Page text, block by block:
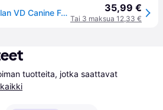
Probiootti koiralle Pro Plan VD Canine Fortiflora 30g 35,99 €
Tai 3 maksua 12,33 €
tuotteita, jotka saattavat